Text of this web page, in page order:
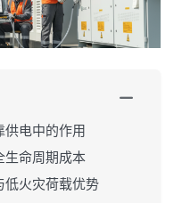
供电中的作用
生命周期成本
低火灾荷载优势